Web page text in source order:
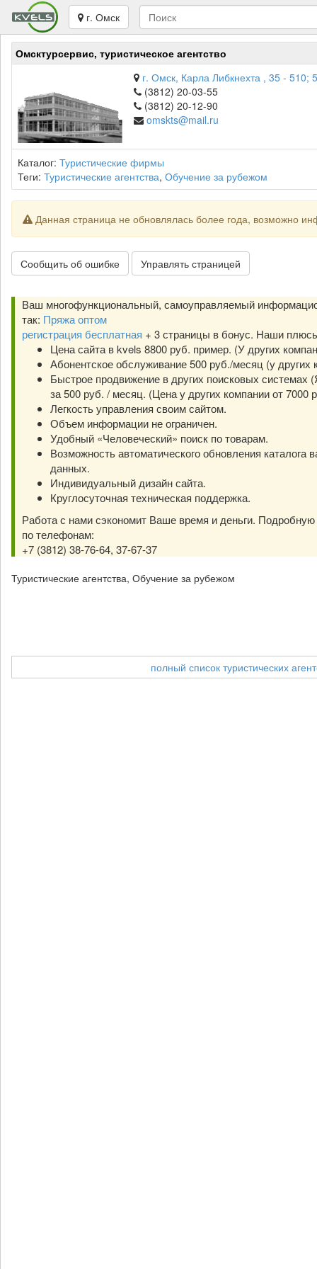
г. Омск
Омсктурсервис, туристическое агентство
г. Омск, Карла Либкнехта , 35 - 510;
(3812) 20-03-55
(3812) 20-12-90
omskts@mail.ru
Каталог: Туристические фирмы
Теги: Туристические агентства, Обучение за рубежом
Данная страница не обновлялась более года, возможно
Сообщить об ошибке Управлять страницей
Ваш многофункциональный, самоуправляемый
так: Пряжа оптом
регистрация бесплатная + 3 страницы в бонус. Наши
Цена сайта в kvels 8800 руб. пример. (У других
Абонентское обслуживание 500 руб./месяц (у других
Быстрое продвижение в других поисковых системах
за 500 руб. / месяц. (Цена у других компании от 7000
Легкость управления своим сайтом.
Объем информации не ограничен.
Удобный «Человеческий» поиск по товарам.
Возможность автоматического обновления каталога
данных.
Индивидуальный дизайн сайта.
Круглосуточная техническая поддержка.
Работа с нами сэкономит Ваше время и деньги.
по телефонам:
+7 (3812) 38-76-64, 37-67-37
Туристические агентства, Обучение за рубежом
полный список туристических